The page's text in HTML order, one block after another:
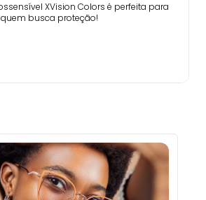
XVision Colors é perfeita para
quem busca proteção!